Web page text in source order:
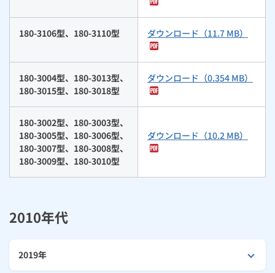
180-3106型、180-3110型 ダウンロード（11.7 MB）
180-3004型、180-3013型、
180-3015型、180-3018型
ダウンロード（0.354 MB）
180-3002型、180-3003型、
180-3005型、180-3006型、
180-3007型、180-3008型、
180-3009型、180-3010型
ダウンロード（10.2 MB）
2010年代
2019年